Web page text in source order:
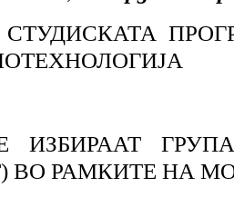
ИЗБИРААТ
ВО РАМКИТЕ НА